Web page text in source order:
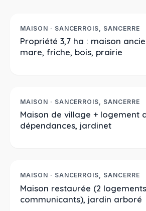
NOUVEAUTE
MAISON · SANCERROIS, SANCERRE
Propriété 3,7 ha : maison
mare, friche, bois, prairie
À LA VENTE
MAISON · SANCERROIS, SANCERRE
Maison de village + logement
dépendances, jardinet
À LA VENTE
MAISON · SANCERROIS, SANCERRE
Maison restaurée (2 logements
communicants), jardin arboré